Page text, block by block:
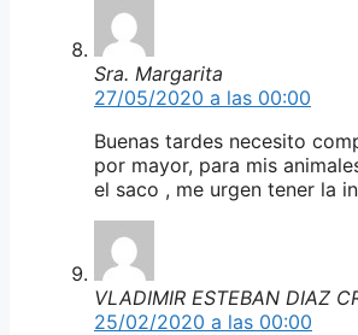
Sra. Margarita
27/05/2020 a las 00:00
Buenas tardes necesito
por mayor, para mis
el saco , me urgen tener la
VLADIMIR ESTEBAN DIAZ
25/02/2020 a las 00:00